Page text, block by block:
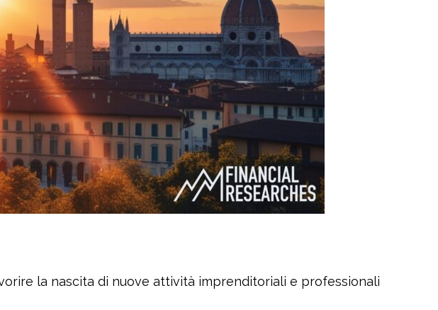
la nascita di nuove attività imprenditoriali e professionali